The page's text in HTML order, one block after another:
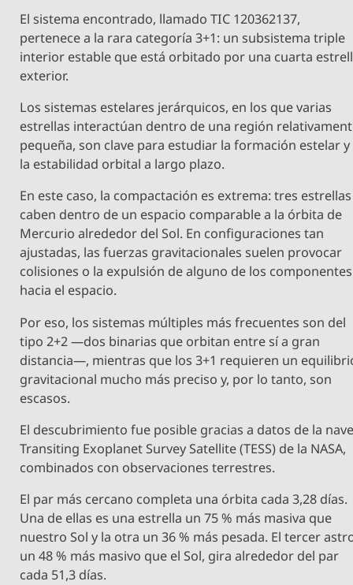
El sistema encontrado, llamado TIC 120362137,
pertenece a la rara categoría 3+1: un subsistema triple
interior estable que está orbitado por una cuarta
exterior.
Los sistemas estelares jerárquicos, en los que varias
estrellas interactúan dentro de una región
pequeña, son clave para estudiar la formación estelar y
la estabilidad orbital a largo plazo.
En este caso, la compactación es extrema: tres estrellas
caben dentro de un espacio comparable a la órbita de
Mercurio alrededor del Sol. En configuraciones tan
ajustadas, las fuerzas gravitacionales suelen provocar
colisiones o la expulsión de alguno de los componentes
hacia el espacio.
Por eso, los sistemas múltiples más frecuentes son del
tipo 2+2 —dos binarias que orbitan entre sí a gran
distancia—, mientras que los 3+1 requieren un
gravitacional mucho más preciso y, por lo tanto, son
escasos.
El descubrimiento fue posible gracias a datos de la
Transiting Exoplanet Survey Satellite (TESS) de la NASA,
combinados con observaciones terrestres.
El par más cercano completa una órbita cada 3,28 días.
Una de ellas es una estrella un 75 % más masiva que
nuestro Sol y la otra un 36 % más pesada. El tercer
un 48 % más masivo que el Sol, gira alrededor del par
cada 51,3 días.